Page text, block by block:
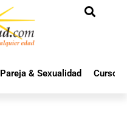
Pareja & Sexualidad Cursos